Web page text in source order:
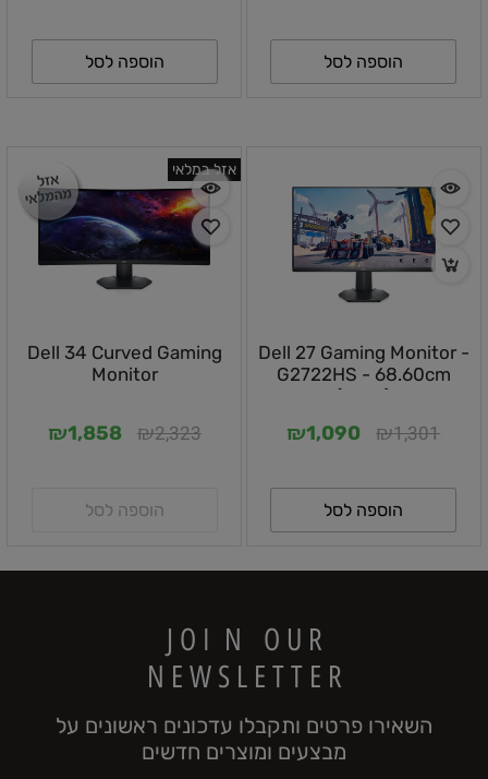
הוספה לסל הוספה לסל
Dell 27 Gaming Monitor -
G2722HS - 68.60cm
(27.0")
₪1,301
₪1,090
הוספה לסל
אזל במלאי
Dell 34 Curved Gaming
Monitor
₪2,323
₪1,858
הוספה לסל
J O I N O U R
N E W S L E T T E R
השאירו פרטים ותקבלו עדכונים ראשונים על
מבצעים ומוצרים חדשים